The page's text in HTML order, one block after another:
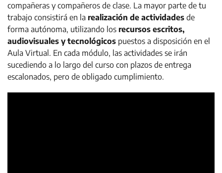
compañeras y compañeros de clase. La mayor parte de tu
trabajo consistirá en la realización de actividadesde
forma autónoma, utilizando los recursos escritos,
audiovisuales y tecnológicospuestos a disposición en el
Aula Virtual. En cada módulo, las actividades se irán
sucediendo a lo largo del curso con plazos de entrega
escalonados, pero de obligado cumplimiento.